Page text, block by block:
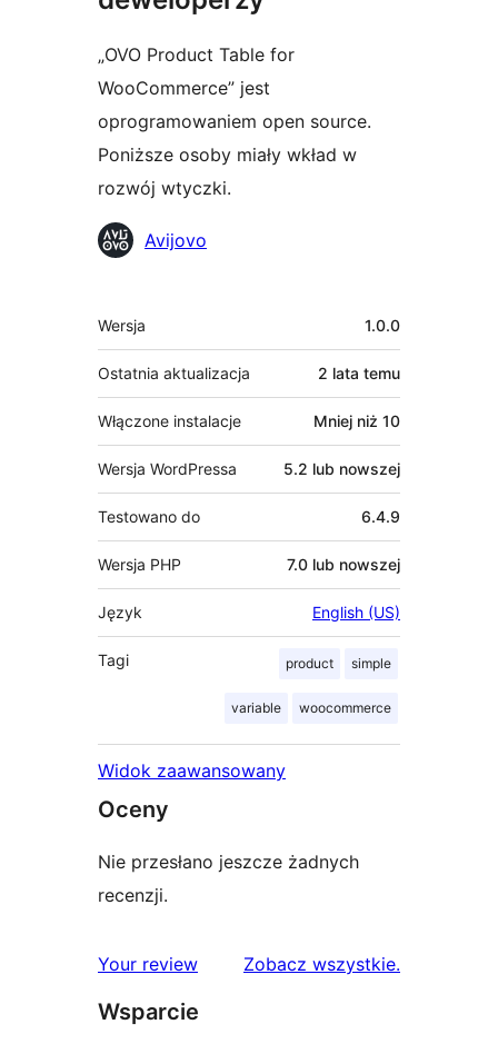
„OVO Product Table for
WooCommerce” jest
oprogramowaniem open source.
Poniższe osoby miały wkład w
rozwój wtyczki.
Zaangażowani
Avijovo
Meta
Wersja 1.0.0
Ostatnia aktualizacja 2 lata temu
Włączone instalacje Mniej niż 10
Wersja WordPressa 5.2 lub nowszej
Testowano do 6.4.9
Wersja PHP 7.0 lub nowszej
Język English (US)
Tagi product simple
variable woocommerce
Widok zaawansowany
Oceny
Nie przesłano jeszcze żadnych
recenzji.
Your review Zobacz wszystkierecenzje
.
Wsparcie